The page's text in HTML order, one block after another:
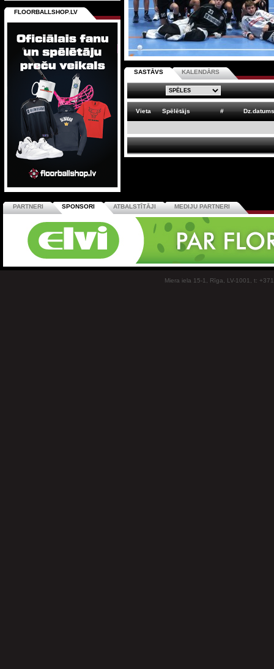
SASTĀVS KALENDĀRS
Vieta Spēlētājs # Dz.datums
FLOORBALLSHOP.LV
PARTNERI SPONSORI ATBALSTĪTĀJI MEDIJU PARTNERI
Miera iela 15-1, Rīga, LV-1001, t: